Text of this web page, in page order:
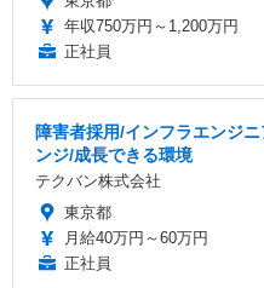
年収750万円～1,200万円
正社員
障害者採用/インフラエンジ
ンジ/成長できる環境
テクバン株式会社
東京都
月給40万円～60万円
正社員